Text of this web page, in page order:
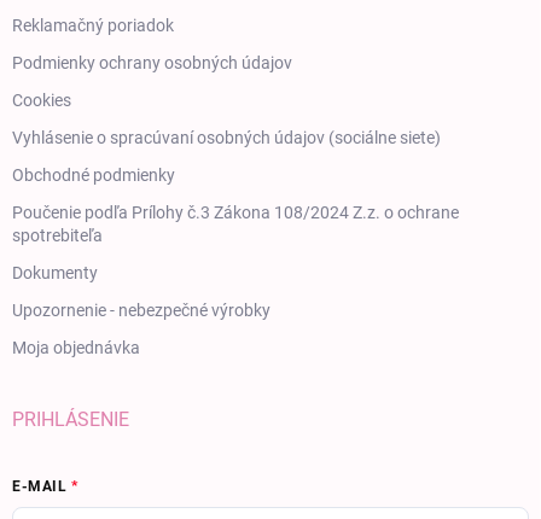
Reklamačný poriadok
Podmienky ochrany osobných údajov
Cookies
Vyhlásenie o spracúvaní osobných údajov (sociálne siete)
Obchodné podmienky
Poučenie podľa Prílohy č.3 Zákona 108/2024 Z.z. o ochrane
spotrebiteľa
Dokumenty
Upozornenie - nebezpečné výrobky
Moja objednávka
PRIHLÁSENIE
E-MAIL